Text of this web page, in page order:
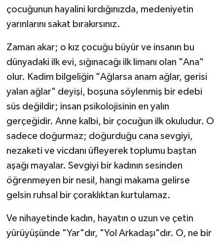
çocuğunun hayalini kırdığınızda, medeniyetin
yarınlarını sakat bırakırsınız.
Zaman akar; o kız çocuğu büyür ve insanın bu
dünyadaki ilk evi, sığınacağı ilk limanı olan "Ana"
olur. Kadim bilgeliğin "Ağlarsa anam ağlar, gerisi
yalan ağlar" deyişi, boşuna söylenmiş bir edebi
süs değildir; insan psikolojisinin en yalın
gerçeğidir. Anne kalbi, bir çocuğun ilk okuludur. O
sadece doğurmaz; doğurduğu cana sevgiyi,
nezaketi ve vicdanı üfleyerek toplumu baştan
aşağı mayalar. Sevgiyi bir kadının sesinden
öğrenmeyen bir nesil, hangi makama gelirse
gelsin ruhsal bir çoraklıktan kurtulamaz.
Ve nihayetinde kadın, hayatın o uzun ve çetin
yürüyüşünde "Yar"dır, "Yol Arkadaşı"dır. O, ne bir